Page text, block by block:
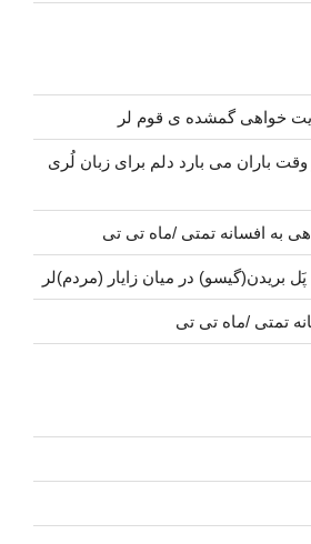
خواهی گمشده ی قوم لر
باران می بارد دلم برای زبان لُری
به افسانه تمتی /ماه تی تی
پَل بریدن(گیسو) در میان زایار (مردم)لر
تمتی /ماه تی تی